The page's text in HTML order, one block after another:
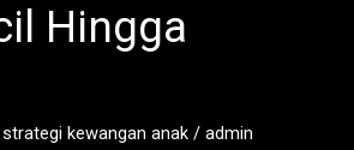
Hingga
strategi kewangan anak /admin